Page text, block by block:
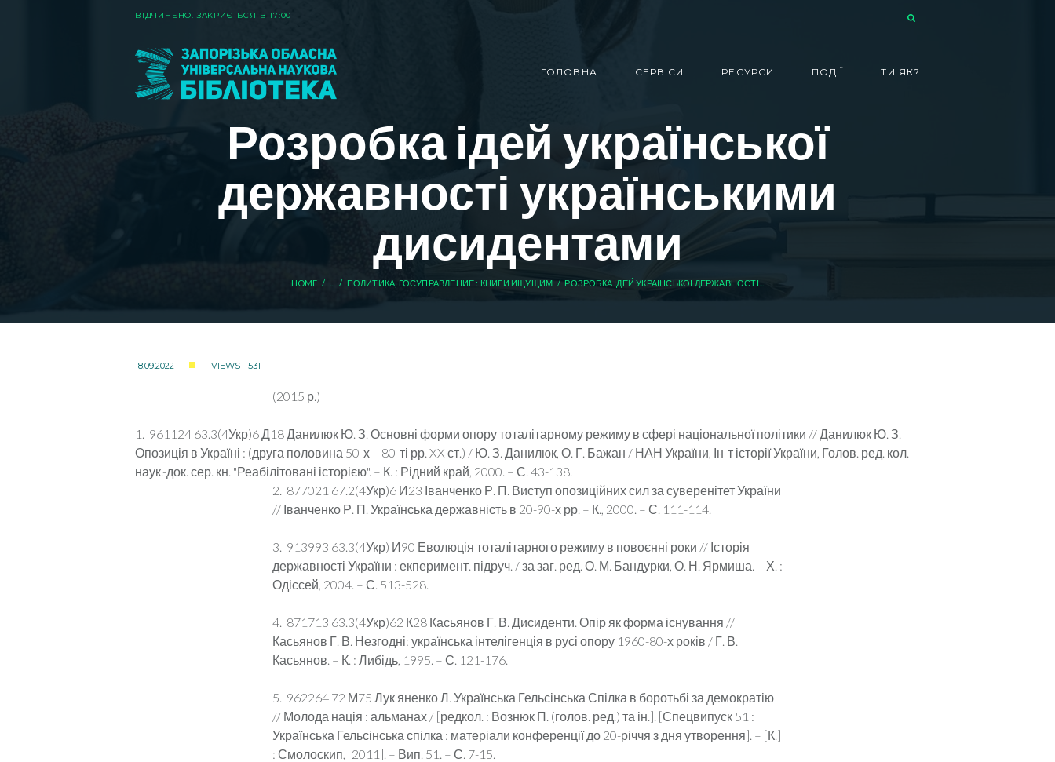
ВIДЧИНЕНО. ЗАКРИЄТЬСЯ В 17:00
ГОЛОВНА СЕРВІСИ РЕСУРСИ ПОДІЇ ТИ ЯК?
Розробка ідей української
державності українськими
дисидентами
HOME ПОЛИТИКА, ГОСУПРАВЛЕНИЕ : КНИГИ ИЩУЩИМ РОЗРОБКА ІДЕЙ УКРАЇНСЬКОЇ ДЕРЖАВНОСТІ...
18.09.2022 VIEWS - 531
(2015 р.)
1. 961124 63.3(4Укр)6 Д18 Данилюк Ю. З. Основні форми опору тоталітарному режиму в сфері національної політики // Данилюк Ю. З.
Опозиція в Україні : (друга половина 50-х – 80-ті рр. XX ст.) / Ю. З. Данилюк, О. Г. Бажан / НАН України, Ін-т історії України, Голов. ред. кол.
наук.-док. сер. кн. "Реабілітовані історією". – К. : Рідний край, 2000. – С. 43-138.
2. 877021 67.2(4Укр)6 И23 Іванченко Р. П. Виступ опозиційних сил за суверенітет України
// Іванченко Р. П. Українська державність в 20-90-х рр. – К., 2000. – С. 111-114.
3. 913993 63.3(4Укр) И90 Еволюція тоталітарного режиму в повоєнні роки // Історія
державності України : екперимент. підруч. / за заг. ред. О. М. Бандурки, О. Н. Ярмиша. – Х. :
Одіссей, 2004. – С. 513-528.
4. 871713 63.3(4Укр)62 К28 Касьянов Г. В. Дисиденти. Опір як форма існування //
Касьянов Г. В. Незгодні: українська інтелігенція в русі опору 1960-80-х років / Г. В.
Касьянов. – К. : Либідь, 1995. – С. 121-176.
5. 962264 72 М75 Лук'яненко Л. Українська Гельсінська Спілка в боротьбі за демократію
// Молода нація : альманах / [редкол. : Вознюк П. (голов. ред.) та ін.]. [Спецвипуск 51 :
Українська Гельсінська спілка : матеріали конференції до 20-річчя з дня утворення]. – [К.]
: Смолоскип, [2011]. – Вип. 51. – С. 7-15.